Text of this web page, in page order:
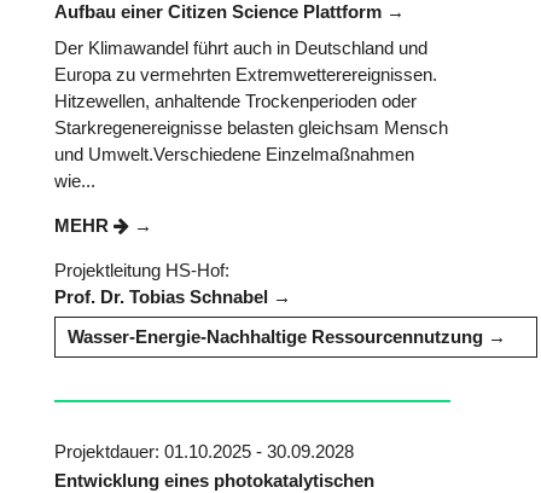
Aufbau einer Citizen Science Plattform
Der Klimawandel führt auch in Deutschland und
Europa zu vermehrten Extremwetterereignissen.
Hitzewellen, anhaltende Trockenperioden oder
Starkregenereignisse belasten gleichsam Mensch
und Umwelt.Verschiedene Einzelmaßnahmen
wie...
MEHR
Projektleitung HS-Hof:
Prof. Dr. Tobias Schnabel
Wasser-Energie-Nachhaltige Ressourcennutzung
Projektdauer: 01.10.2025 - 30.09.2028
Entwicklung eines photokatalytischen